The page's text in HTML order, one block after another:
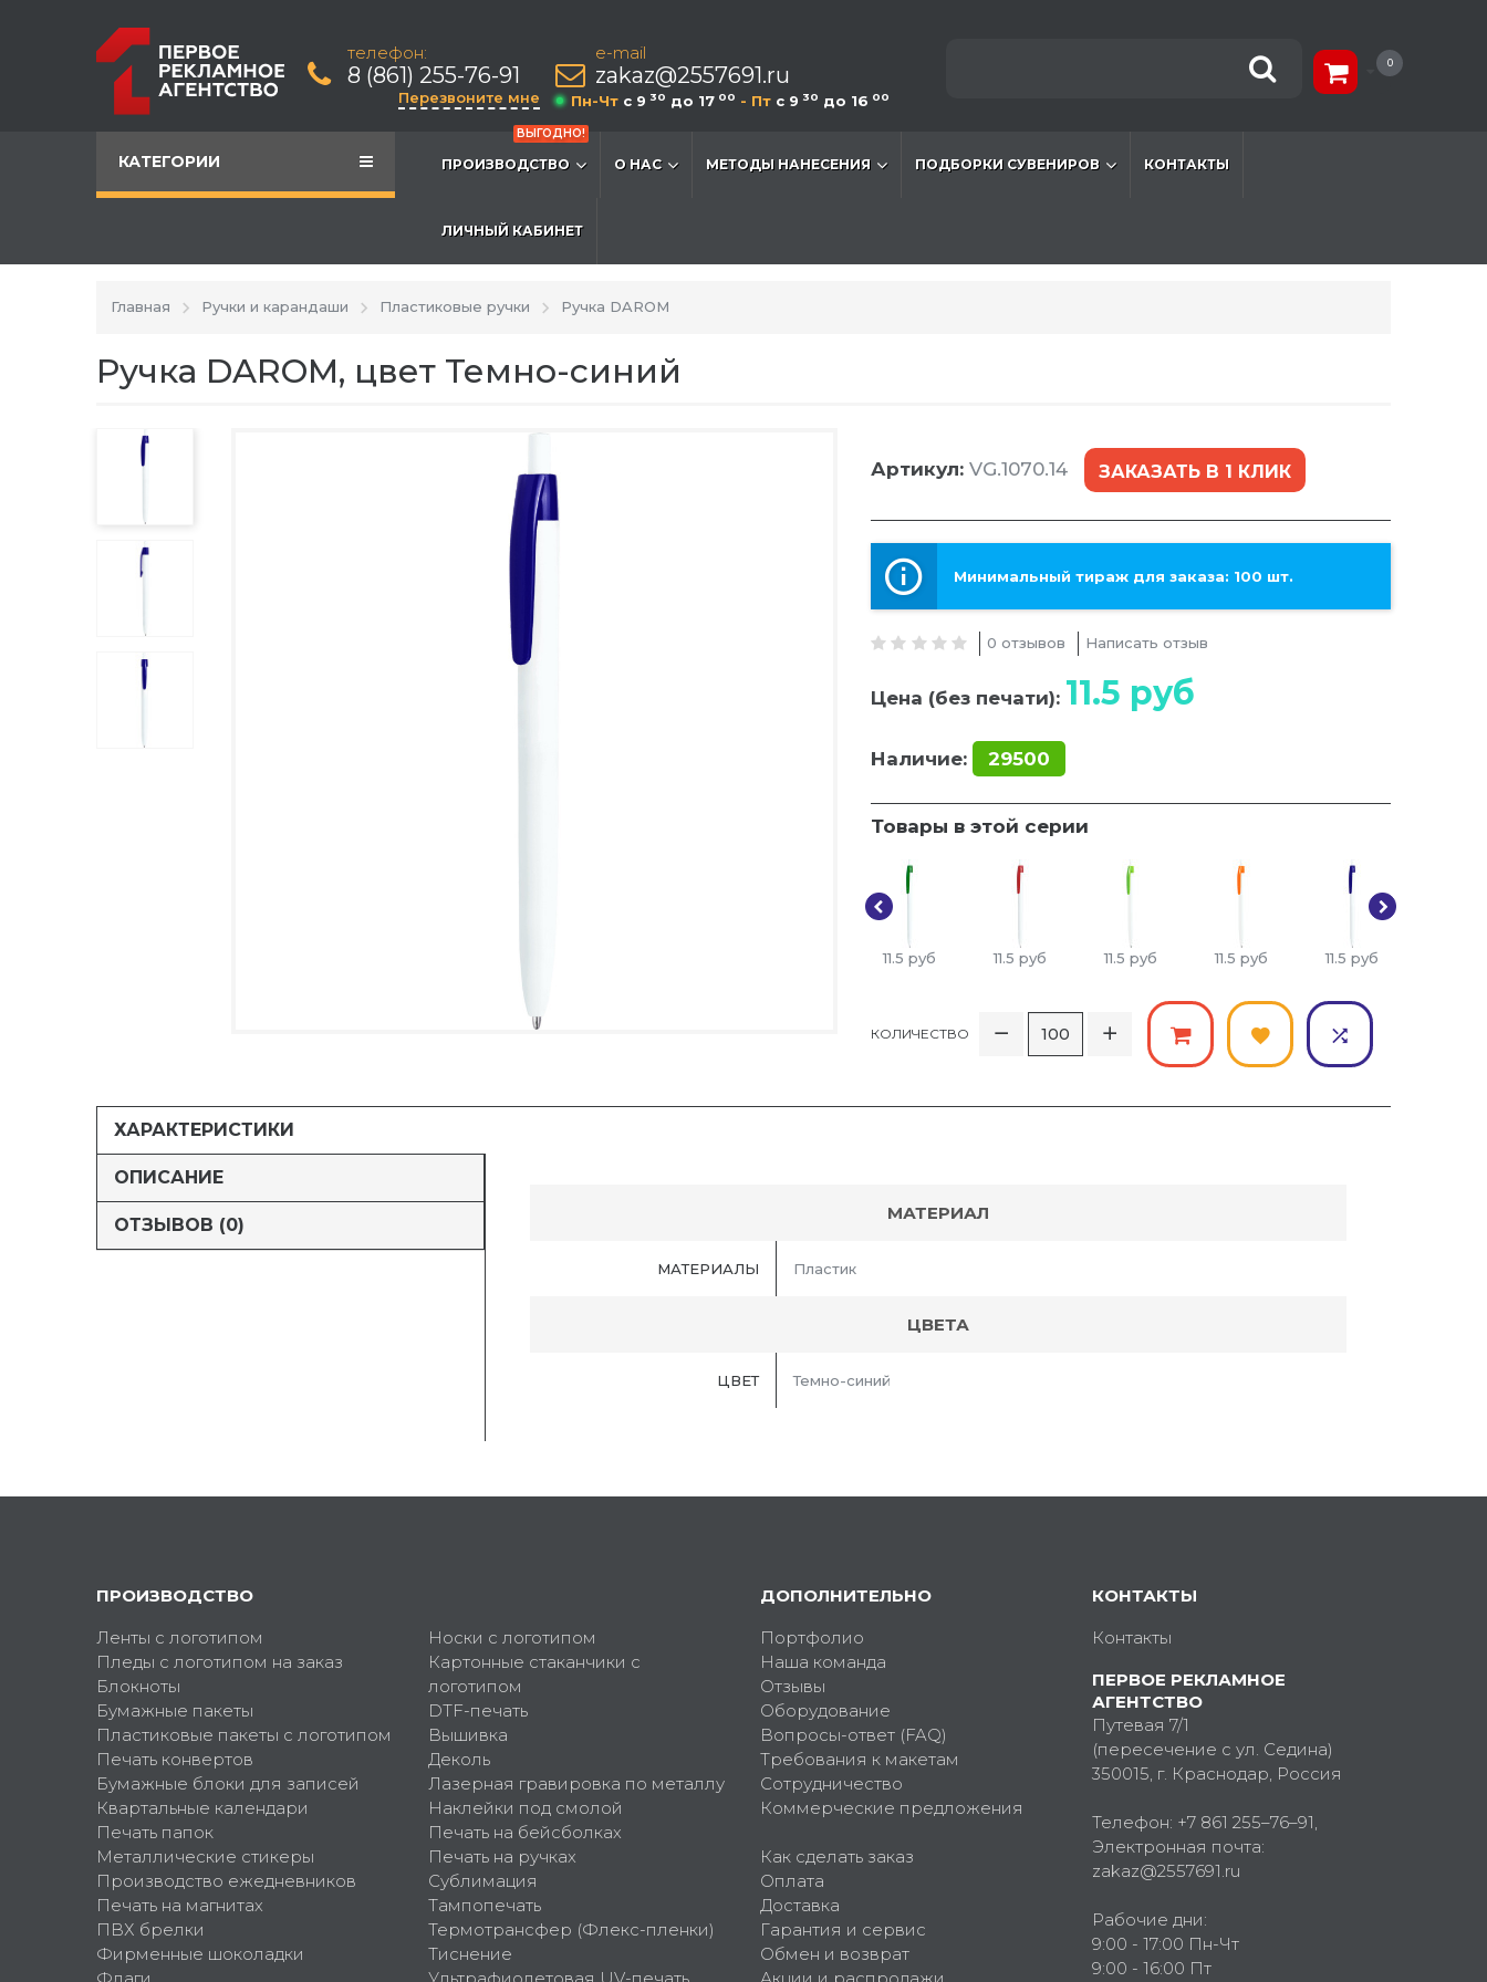
телефон:
8 (861) 255-76-91
Перезвоните мне
e-mail
zakaz@2557691.ru
Пн-Чт c 9 30 до 17 00 - Пт c 9 30 до 16 00
0
КАТЕГОРИИ
ВЫГОДНО!
ПРОИЗВОДСТВО О НАС МЕТОДЫ НАНЕСЕНИЯ ПОДБОРКИ СУВЕНИРОВ КОНТАКТЫ
ЛИЧНЫЙ КАБИНЕТ
Главная Ручки и карандаши Пластиковые ручки Ручка DAROM
Ручка DAROM, цвет Темно-синий
Артикул: VG.1070.14 ЗАКАЗАТЬ В 1 КЛИК
Минимальный тираж для заказа: 100 шт.
0 отзывов Написать отзыв
Цена (без печати): 11.5 руб
Наличие: 29500
Товары в этой серии
11.5 руб 11.5 руб 11.5 руб 11.5 руб 11.5 руб
КОЛИЧЕСТВО
ХАРАКТЕРИСТИКИ
ОПИСАНИЕ
ОТЗЫВОВ (0)
МАТЕРИАЛ
МАТЕРИАЛЫ Пластик
ЦВЕТА
ЦВЕТ Темно-синий
ПРОИЗВОДСТВО
Ленты с логотипом
Пледы с логотипом на заказ
Блокноты
Бумажные пакеты
Пластиковые пакеты с логотипом
Печать конвертов
Бумажные блоки для записей
Квартальные календари
Печать папок
Металлические стикеры
Производство ежедневников
Печать на магнитах
ПВХ брелки
Фирменные шоколадки
Носки с логотипом
Картонные стаканчики с
логотипом
DTF-печать
Вышивка
Деколь
Лазерная гравировка по металлу
Наклейки под смолой
Печать на бейсболках
Печать на ручках
Сублимация
Тампопечать
Термотрансфер (Флекс-пленки)
Тиснение
ДОПОЛНИТЕЛЬНО
Портфолио
Наша команда
Отзывы
Оборудование
Вопросы-ответ (FAQ)
Требования к макетам
Сотрудничество
Коммерческие предложения
Как сделать заказ
Оплата
Доставка
Гарантия и сервис
Обмен и возврат
КОНТАКТЫ
Контакты
ПЕРВОЕ РЕКЛАМНОЕ
АГЕНТСТВО
Путевая 7/1
(пересечение с ул. Седина)
350015, г. Краснодар, Россия
Телефон: +7 861 255–76–91,
Электронная почта:
zakaz@2557691.ru
Рабочие дни:
9:00 - 17:00 Пн-Чт
9:00 - 16:00 Пт